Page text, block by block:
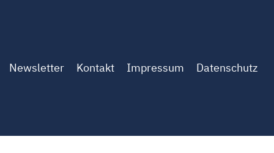
Newsletter Kontakt Impressum Datenschutz